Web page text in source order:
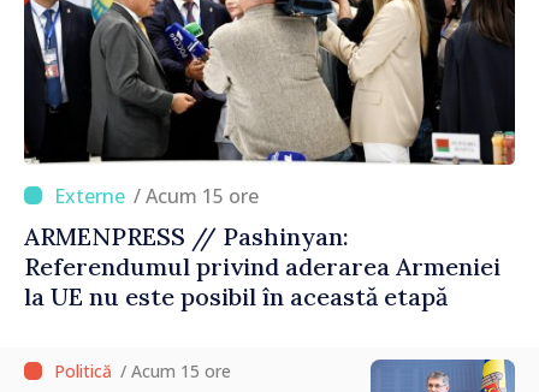
/ Acum 15 ore
ARMENPRESS // Pashinyan:
Referendumul privind aderarea Armeniei
la UE nu este posibil în această etapă
/ Acum 15 ore